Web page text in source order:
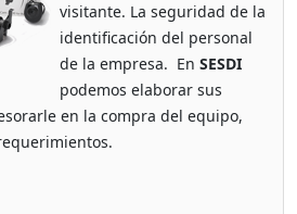
visitante. La seguridad de la
identificación del personal
de la empresa. En SESDI
podemos elaborar sus
en la compra del equipo,